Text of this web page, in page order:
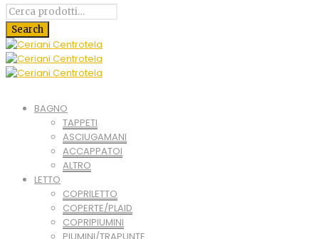
BAGNO
TAPPETI
ASCIUGAMANI
ACCAPPATOI
ALTRO
LETTO
COPRILETTO
COPERTE/PLAID
COPRIPIUMINI